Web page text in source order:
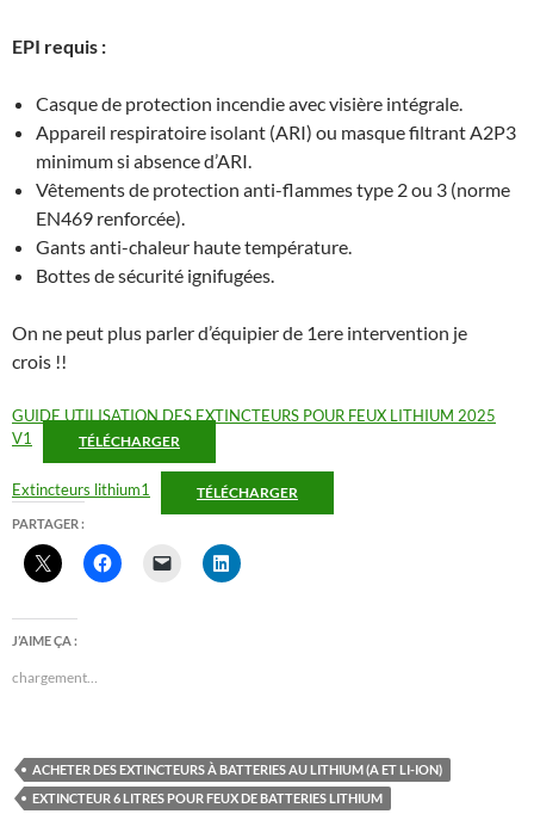
EPI requis :
Casque de protection incendie avec visière intégrale.
Appareil respiratoire isolant (ARI) ou masque filtrant A2P3
minimum si absence d’ARI.
Vêtements de protection anti-flammes type 2 ou 3 (norme
EN469 renforcée).
Gants anti-chaleur haute température.
Bottes de sécurité ignifugées.
On ne peut plus parler d’équipier de 1ere intervention je
crois !!
GUIDE UTILISATION DES EXTINCTEURS POUR FEUX LITHIUM 2025
V1
TÉLÉCHARGER
Extincteurs lithium1 TÉLÉCHARGER
PARTAGER :
J’AIME ÇA :
chargement…
ACHETER DES EXTINCTEURS À BATTERIES AU LITHIUM (A ET LI-ION)
EXTINCTEUR 6 LITRES POUR FEUX DE BATTERIES LITHIUM